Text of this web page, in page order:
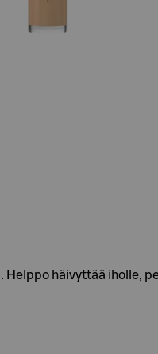
Helppo häivyttää iholle,